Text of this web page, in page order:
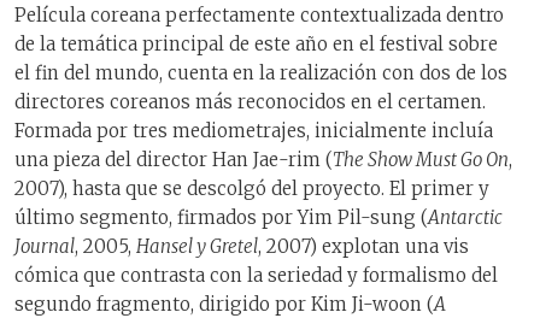
Película coreana perfectamente contextualizada dentro
de la temática principal de este año en el festival sobre
el fin del mundo, cuenta en la realización con dos de los
directores coreanos más reconocidos en el certamen.
Formada por tres mediometrajes, inicialmente incluía
una pieza del director Han Jae-rim (The Show Must Go On,
2007), hasta que se descolgó del proyecto. El primer y
último segmento, firmados por Yim Pil-sung (Antarctic
Journal, 2005, Hansel y Gretel, 2007) explotan una vis
cómica que contrasta con la seriedad y formalismo del
segundo fragmento, dirigido por Kim Ji-woon (A